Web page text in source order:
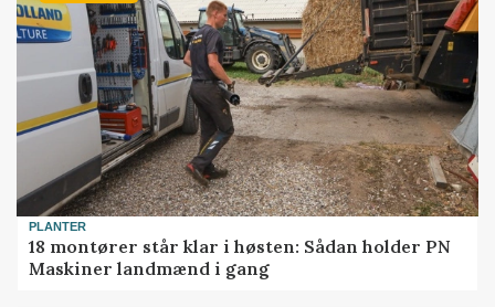
PLANTER
18 montører står klar i høsten: Sådan holder PN
Maskiner landmænd i gang